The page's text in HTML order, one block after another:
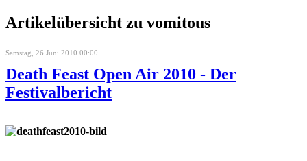
Artikelübersicht zu vomitous
Samstag, 26 Juni 2010 00:00
Death Feast Open Air 2010 - Der
Festivalbericht